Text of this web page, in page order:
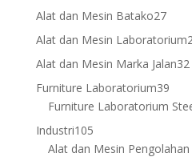
products
Alat dan Mesin Batako2727
Alat dan Mesin Laboratorium2
Alat dan Mesin Marka Jalan32
Furniture Laboratorium3939
Furniture Laboratorium
Industri105105
products
Alat dan Mesin